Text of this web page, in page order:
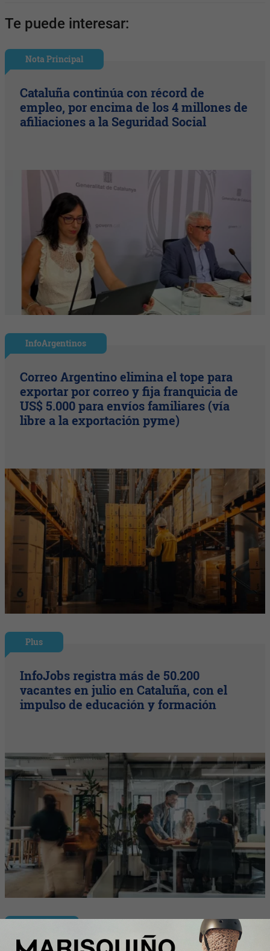
Te puede interesar:
Nota Principal
Cataluña continúa con récord de
empleo, por encima de los 4 millones de
afiliaciones a la Seguridad Social
InfoArgentinos
Correo Argentino elimina el tope para
exportar por correo y fija franquicia de
US$ 5.000 para envíos familiares (vía
libre a la exportación pyme)
Plus
InfoJobs registra más de 50.200
vacantes en julio en Cataluña, con el
impulso de educación y formación